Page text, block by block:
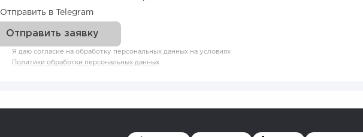
Отправить в Telegram
Я даю согласие на обработку персональных данных на условиях
Политики обработки персональных данных.